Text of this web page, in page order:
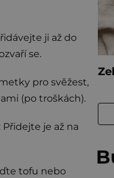
ji až do
se.
pro svěžest,
(po troškách).
je až na
tofu nebo